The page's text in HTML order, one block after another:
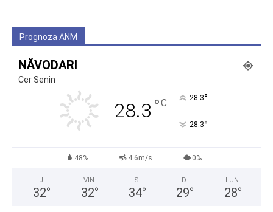
Prognoza ANM
NĂVODARI
Cer Senin
28.3 °C 28.3°
28.3°
48% 4.6m/s 0%
J
32°
VIN
32°
S
34°
D
29°
LUN
28°